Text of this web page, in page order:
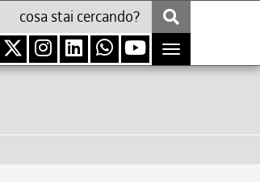
Toggle
navigation